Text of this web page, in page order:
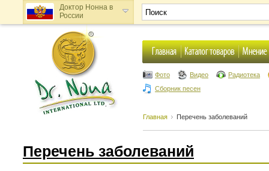
Доктор Нонна в
России
Доктор Нонна в
Украине
Фото Видео
Радиотека
Сборник песен
Главная Перечень заболеваний
Перечень заболеваний